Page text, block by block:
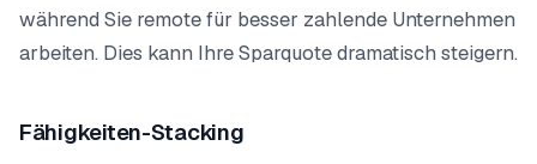
während Sie remote für besser zahlende Unternehmen
arbeiten. Dies kann Ihre Sparquote dramatisch steigern.
Fähigkeiten-Stacking